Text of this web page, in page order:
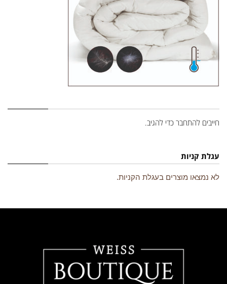
חייבים להתחבר כדי להגיב.
עגלת קניות
לא נמצאו מוצרים בעגלת הקניות.